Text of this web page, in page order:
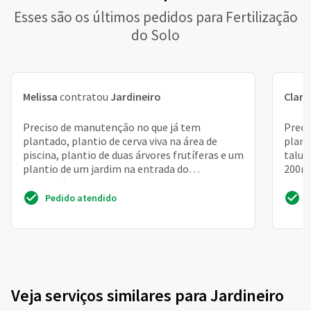
Esses são os últimos pedidos para Fertilização
do Solo
Melissa contratou Jardineiro
Preciso de manutenção no que já tem
plantado, plantio de cerva viva na área de
piscina, plantio de duas árvores frutíferas e um
plantio de um jardim na entrada do
condomínio
Pedido atendido
Veja serviços similares para Jardineiro